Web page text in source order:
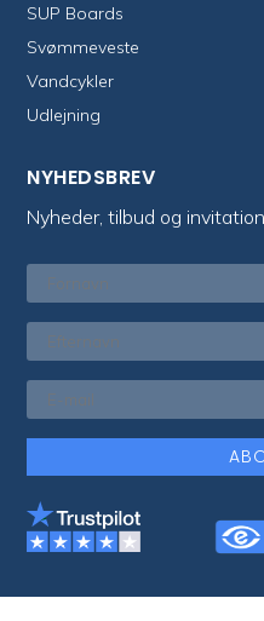
SUP Boards
Svømmeveste
Vandcykler
Udlejning
NYHEDSBREV
Nyheder, tilbud og